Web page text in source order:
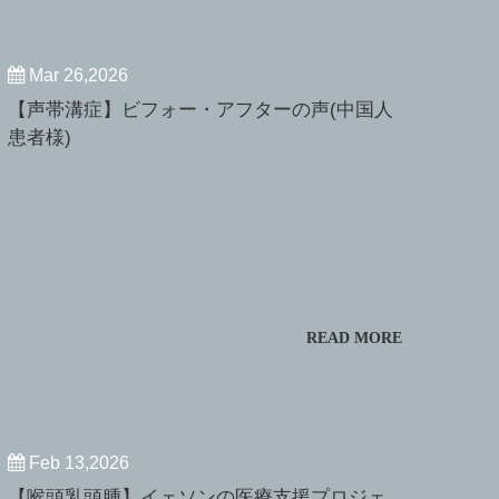
Mar 26,2026
【声帯溝症】ビフォー・アフターの声(中国人
患者様)
READ MORE
Feb 13,2026